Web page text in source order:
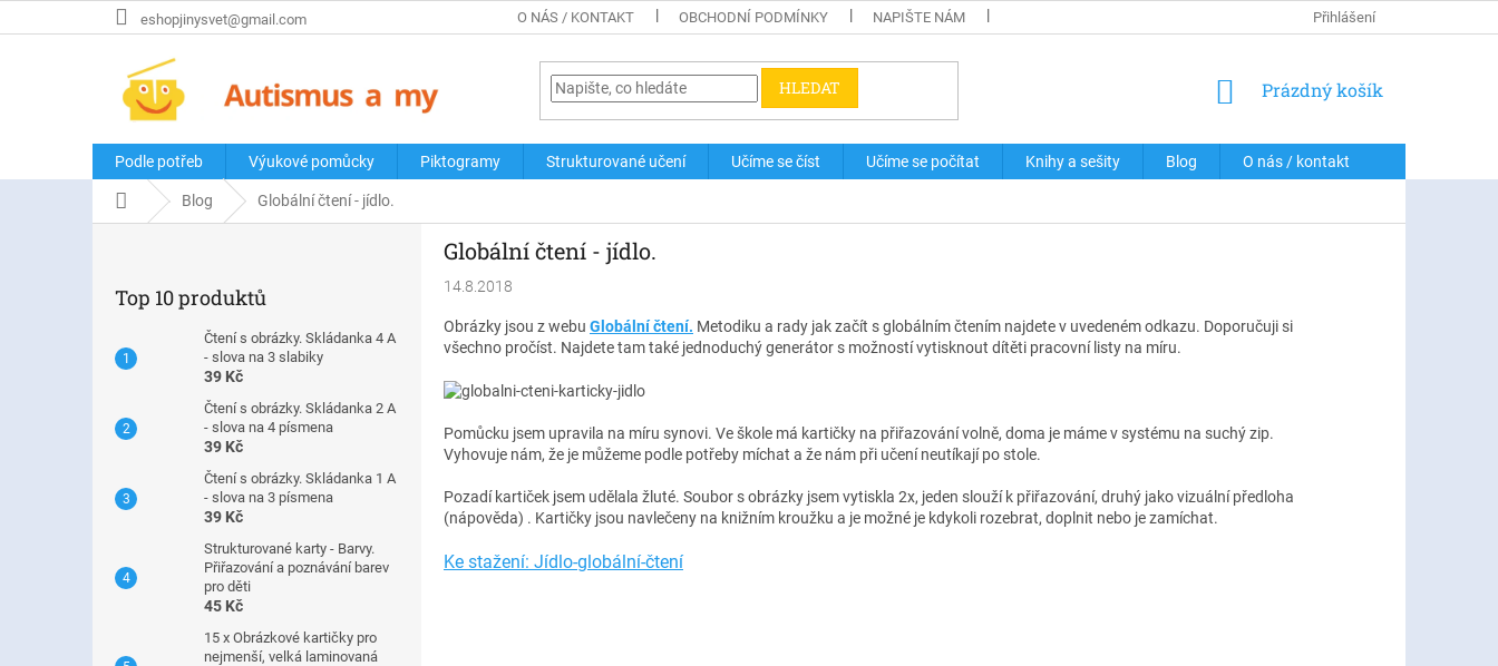
na
eshopjinysvet@gmail.com O NÁS / KONTAKT OBCHODNÍ PODMÍNKY NAPIŠTE NÁM PODMÍNKY OCHRANY OSOBNÍCH ÚDAJŮ
Přihlášení
HLEDAT
NÁKUPNÍ
Prázdný košík
Podle potřeb Výukové pomůcky Piktogramy Strukturované učení Učíme se číst Učíme se počítat Knihy a sešity Blog O nás / kontakt
Domů Blog Globální čtení - jídlo.
Top 10 produktů
Čtení s obrázky. Skládanka 4 A
- slova na 3 slabiky
39 Kč
Čtení s obrázky. Skládanka 2 A
- slova na 4 písmena
39 Kč
Čtení s obrázky. Skládanka 1 A
- slova na 3 písmena
39 Kč
Strukturované karty - Barvy.
Přiřazování a poznávání barev
pro děti
45 Kč
15 x Obrázkové kartičky pro
nejmenší, velká laminovaná
Globální čtení - jídlo.
14.8.2018
Obrázky jsou z webu Globální čtení. Metodiku a rady jak začít s globálním čtením najdete v uvedeném odkazu. Doporučuji si
všechno pročíst. Najdete tam také jednoduchý generátor s možností vytisknout dítěti pracovní listy na míru.
Pomůcku jsem upravila na míru synovi. Ve škole má kartičky na přiřazování volně, doma je máme v systému na suchý zip.
Vyhovuje nám, že je můžeme podle potřeby míchat a že nám při učení neutíkají po stole.
Pozadí kartiček jsem udělala žluté. Soubor s obrázky jsem vytiskla 2x, jeden slouží k přiřazování, druhý jako vizuální předloha
(nápověda) . Kartičky jsou navlečeny na knižním kroužku a je možné je kdykoli rozebrat, doplnit nebo je zamíchat.
Ke stažení: Jídlo-globální-čtení